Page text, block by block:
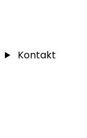
Kontakt